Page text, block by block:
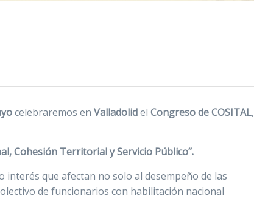
celebraremos en Valladolidel Congreso de COSITAL,
Cohesión Territorial y Servicio Público”.
interés que afectan no solo al desempeño de las
de funcionarios con habilitación nacional